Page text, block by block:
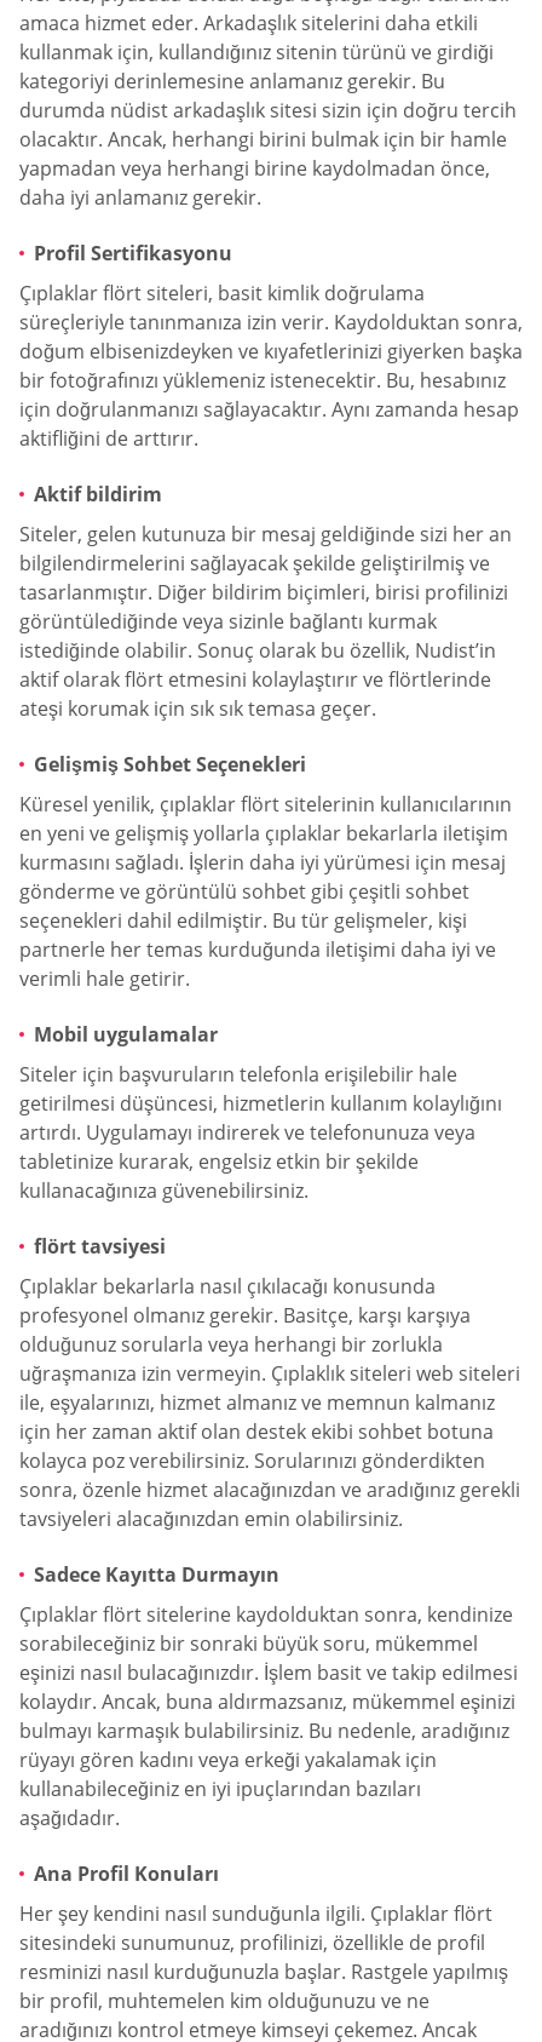
amaca hizmet eder. Arkadaşlık sitelerini daha etkili
kullanmak için, kullandığınız sitenin türünü ve girdiği
kategoriyi derinlemesine anlamanız gerekir. Bu
durumda nüdist arkadaşlık sitesi sizin için doğru tercih
olacaktır. Ancak, herhangi birini bulmak için bir hamle
yapmadan veya herhangi birine kaydolmadan önce,
daha iyi anlamanız gerekir.
Profil Sertifikasyonu
Çıplaklar flört siteleri, basit kimlik doğrulama
süreçleriyle tanınmanıza izin verir. Kaydolduktan sonra,
doğum elbisenizdeyken ve kıyafetlerinizi giyerken başka
bir fotoğrafınızı yüklemeniz istenecektir. Bu, hesabınız
için doğrulanmanızı sağlayacaktır. Aynı zamanda hesap
aktifliğini de arttırır.
Aktif bildirim
Siteler, gelen kutunuza bir mesaj geldiğinde sizi her an
bilgilendirmelerini sağlayacak şekilde geliştirilmiş ve
tasarlanmıştır. Diğer bildirim biçimleri, birisi profilinizi
görüntülediğinde veya sizinle bağlantı kurmak
istediğinde olabilir. Sonuç olarak bu özellik, Nudist’in
aktif olarak flört etmesini kolaylaştırır ve flörtlerinde
ateşi korumak için sık sık temasa geçer.
Gelişmiş Sohbet Seçenekleri
Küresel yenilik, çıplaklar flört sitelerinin kullanıcılarının
en yeni ve gelişmiş yollarla çıplaklar bekarlarla iletişim
kurmasını sağladı. İşlerin daha iyi yürümesi için mesaj
gönderme ve görüntülü sohbet gibi çeşitli sohbet
seçenekleri dahil edilmiştir. Bu tür gelişmeler, kişi
partnerle her temas kurduğunda iletişimi daha iyi ve
verimli hale getirir.
Mobil uygulamalar
Siteler için başvuruların telefonla erişilebilir hale
getirilmesi düşüncesi, hizmetlerin kullanım kolaylığını
artırdı. Uygulamayı indirerek ve telefonunuza veya
tabletinize kurarak, engelsiz etkin bir şekilde
kullanacağınıza güvenebilirsiniz.
flört tavsiyesi
Çıplaklar bekarlarla nasıl çıkılacağı konusunda
profesyonel olmanız gerekir. Basitçe, karşı karşıya
olduğunuz sorularla veya herhangi bir zorlukla
uğraşmanıza izin vermeyin. Çıplaklık siteleri web siteleri
ile, eşyalarınızı, hizmet almanız ve memnun kalmanız
için her zaman aktif olan destek ekibi sohbet botuna
kolayca poz verebilirsiniz. Sorularınızı gönderdikten
sonra, özenle hizmet alacağınızdan ve aradığınız gerekli
tavsiyeleri alacağınızdan emin olabilirsiniz.
Sadece Kayıtta Durmayın
Çıplaklar flört sitelerine kaydolduktan sonra, kendinize
sorabileceğiniz bir sonraki büyük soru, mükemmel
eşinizi nasıl bulacağınızdır. İşlem basit ve takip edilmesi
kolaydır. Ancak, buna aldırmazsanız, mükemmel eşinizi
bulmayı karmaşık bulabilirsiniz. Bu nedenle, aradığınız
rüyayı gören kadını veya erkeği yakalamak için
kullanabileceğiniz en iyi ipuçlarından bazıları
aşağıdadır.
Ana Profil Konuları
Her şey kendini nasıl sunduğunla ilgili. Çıplaklar flört
sitesindeki sunumunuz, profilinizi, özellikle de profil
resminizi nasıl kurduğunuzla başlar. Rastgele yapılmış
bir profil, muhtemelen kim olduğunuzu ve ne
aradığınızı kontrol etmeye kimseyi çekemez. Ancak